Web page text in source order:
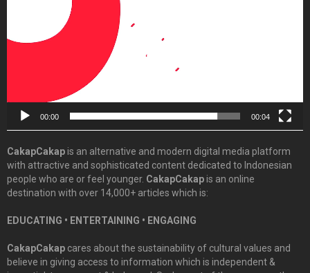
00:00 00:04
CakapCakapis an alternative and modern digital media platform
with attractive and sophisticated content dedicated to Indonesian
people who are or feel younger. CakapCakapis an online
destination with over 14,000+ articles which is:
EDUCATING • ENTERTAINING • ENGAGING
CakapCakap cares about the sustainability of cultural values and
believe in giving access to information which is independent &